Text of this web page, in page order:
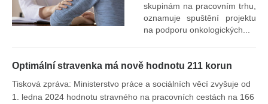
skupinám na pracovním trhu,
oznamuje spuštění projektu
na podporu onkologických...
Optimální stravenka má nově hodnotu 211 korun
Tisková zpráva: Ministerstvo práce a sociálních věcí zvyšuje od
1. ledna 2024 hodnotu stravného na pracovních cestách na 166